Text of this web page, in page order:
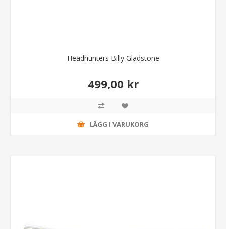
Headhunters Billy Gladstone
499,00 kr
LÄGG I VARUKORG